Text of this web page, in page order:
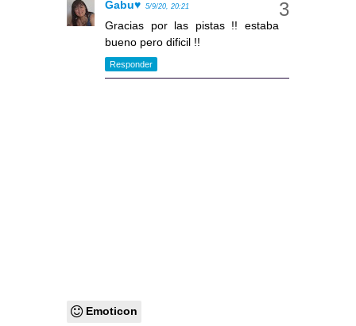
Gabu♥ 5/9/20, 20:21
Gracias por las pistas !! estaba
bueno pero dificil !!
Responder
Emoticon